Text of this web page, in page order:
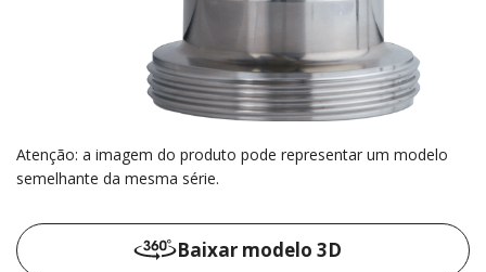
Atenção: a imagem do produto pode representar um modelo
semelhante da mesma série.
Baixar modelo 3D